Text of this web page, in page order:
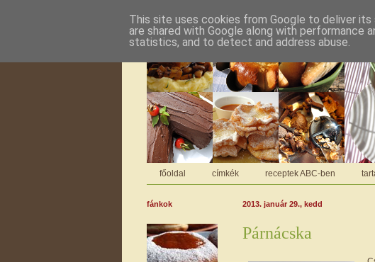
főoldal címkék receptek ABC-ben
2013. január 29., kedd
Párnácska
fánkok
This site uses cookies from Google to deliver
are shared with Google along with performance
statistics, and to detect and address abuse.